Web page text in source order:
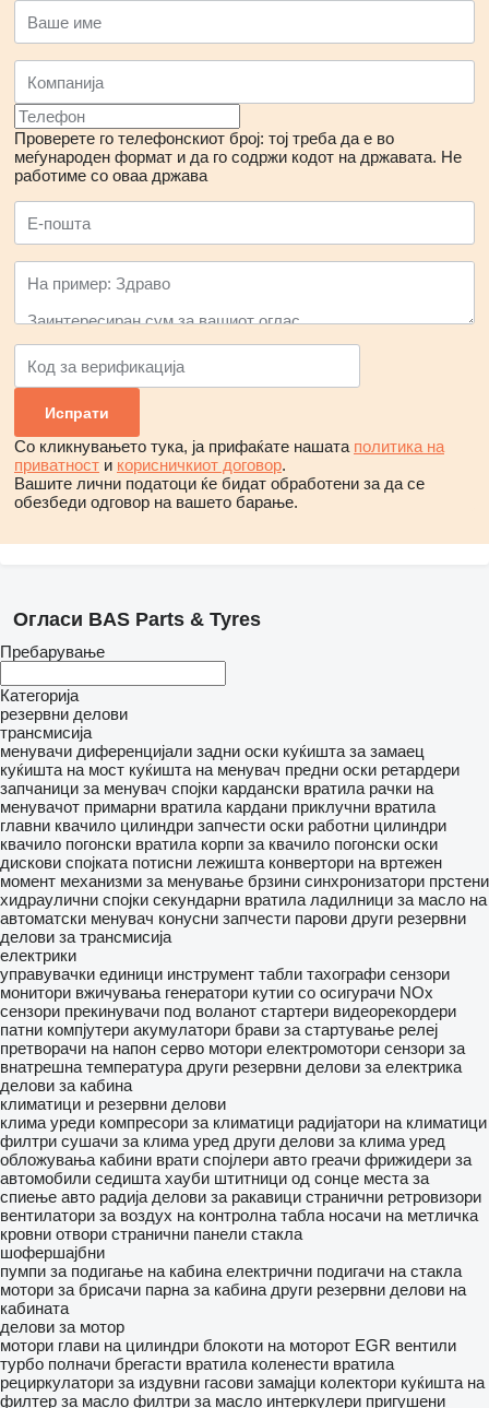
Проверете го телефонскиот број: тој треба да е во
меѓународен формат и да го содржи кодот на државата. Не
работиме со оваа држава
Со кликнувањето тука, ја прифаќате нашата политика на
приватност и корисничкиот договор.
Вашите лични податоци ќе бидат обработени за да се
обезбеди одговор на вашето барање.
Огласи BAS Parts & Tyres
Пребарување
Категорија
резервни делови
трансмисија
менувачи диференцијали задни оски куќишта за замаец
куќишта на мост куќишта на менувач предни оски ретардери
запчаници за менувач спојки кардански вратила рачки на
менувачот примарни вратила кардани приклучни вратила
главни квачило цилиндри запчести оски работни цилиндри
квачило погонски вратила корпи за квачило погонски оски
дискови спојката потисни лежишта конвертори на вртежен
момент механизми за менување брзини синхронизатори прстени
хидраулични спојки секундарни вратила ладилници за масло на
автоматски менувач конусни запчести парови други резервни
делови за трансмисија
електрики
управувачки единици инструмент табли тахографи сензори
монитори вжичувања генератори кутии со осигурачи NOx
сензори прекинувачи под воланот стартери видеорекордери
патни компјутери акумулатори брави за стартување релеј
претворачи на напон серво мотори електромотори сензори за
внатрешна температура други резервни делови за електрика
делови за кабина
климатици и резервни делови
клима уреди компресори за климатици радијатори на климатици
филтри сушачи за клима уред други делови за клима уред
обложувања кабини врати спојлери авто греачи фрижидери за
автомобили седишта хауби штитници од сонце места за
спиење авто радија делови за ракавици странични ретровизори
вентилатори за воздух на контролна табла носачи на метличка
кровни отвори странични панели стакла
шофершајбни
пумпи за подигање на кабина електрични подигачи на стакла
мотори за брисачи парна за кабина други резервни делови на
кабината
делови за мотор
мотори глави на цилиндри блокоти на моторот EGR вентили
турбо полначи брегасти вратила коленести вратила
рециркулатори за издувни гасови замајци колектори куќишта на
филтер за масло филтри за масло интеркулери пригушени